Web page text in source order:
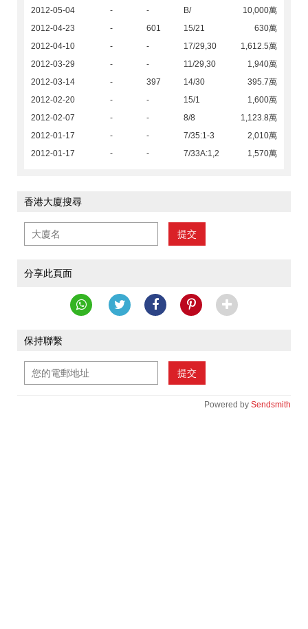
2012-05-04
- - B/
10,000萬
2012-04-23
- 601 15/21
630萬
2012-04-10
- - 17/29,30
1,612.5萬
2012-03-29
- - 11/29,30
1,940萬
2012-03-14
- 397 14/30
395.7萬
2012-02-20
- - 15/1
1,600萬
2012-02-07
- - 8/8
1,123.8萬
2012-01-17
- - 7/35:1-3
2,010萬
2012-01-17
- - 7/33A:1,2 1,570萬
香港大廈搜尋
提交
分享此頁面
保持聯繫
提交
Powered by Sendsmith